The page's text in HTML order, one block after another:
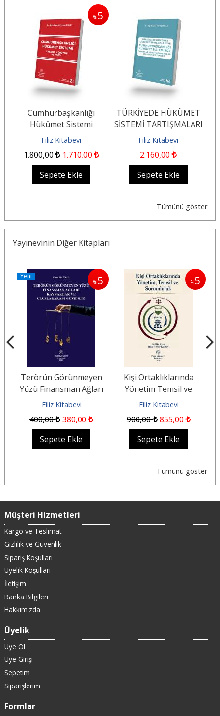
%5
Cumhurbaşkanlığı
Hükûmet Sistemi
Yasama, Yürütme ve
Filiz Kitabevi
1.800,00 1.710,00
Sepete Ekle
TÜRKİYEDE HÜKÜMET
SİSTEMİ TARTIŞMALARI
VE
HÜKÜMET...
Filiz Kitabevi
2.160,00
Sepete Ekle
Tümünü göster
Yayınevinin Diğer Kitapları
%5
Yeni
Terörün Görünmeyen
Yüzü Finansman Ağları
Kaynaklar ve
Filiz Kitabevi
400,00 380,00
Sepete Ekle
%5
Kişi Ortaklıklarında
Yönetim Temsil ve
Sorumluluk
Filiz Kitabevi
900,00 855,00
Sepete Ekle
Tümünü göster
Müşteri Hizmetleri
Kargo ve Teslimat
Gizlilik ve Güvenlik
Sipariş Koşulları
Üyelik Koşulları
İletişim
Banka Bilgileri
Hakkımızda
Üyelik
Üye Ol
Üye Girişi
Sepetim
Siparişlerim
Formlar